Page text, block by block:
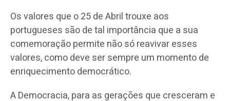
Os valores que o 25 de Abril trouxe aos
portugueses são de tal importância que a sua
comemoração permite não só reavivar esses
valores, como deve ser sempre um momento de
enriquecimento democrático.
A Democracia, para as gerações que cresceram e